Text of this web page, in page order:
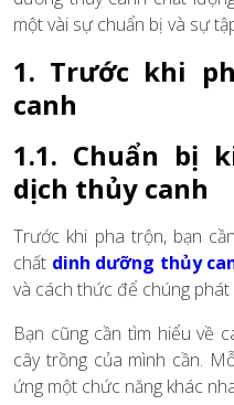
một vài sự chuẩn bị và sự
1. Trước khi
canh
1.1. Chuẩn bị
dịch thủy canh
Trước khi pha trộn, bạn
chất dinh dưỡng thủy
và cách thức để chúng phát
Bạn cũng cần tìm hiểu về
cây trồng của mình cần.
ứng một chức năng khác